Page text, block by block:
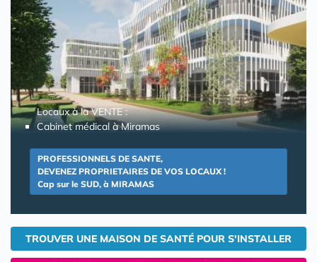
Locaux à la VENTE :
Cabinet médical à Miramas
PROFESSIONNELS DE SANTE,
DEVENEZ PROPRIETAIRES DE VOS LOCAUX !
Cap sur le SUD, à MIRAMAS
TROUVER UNE MAISON DE SANTÉ POUR S'INSTALLER